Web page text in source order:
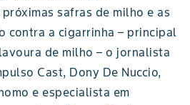
safras de milho e as
contra a cigarrinha – principal
de milho – o jornalista
Cast, Dony De Nuccio,
e especialista em